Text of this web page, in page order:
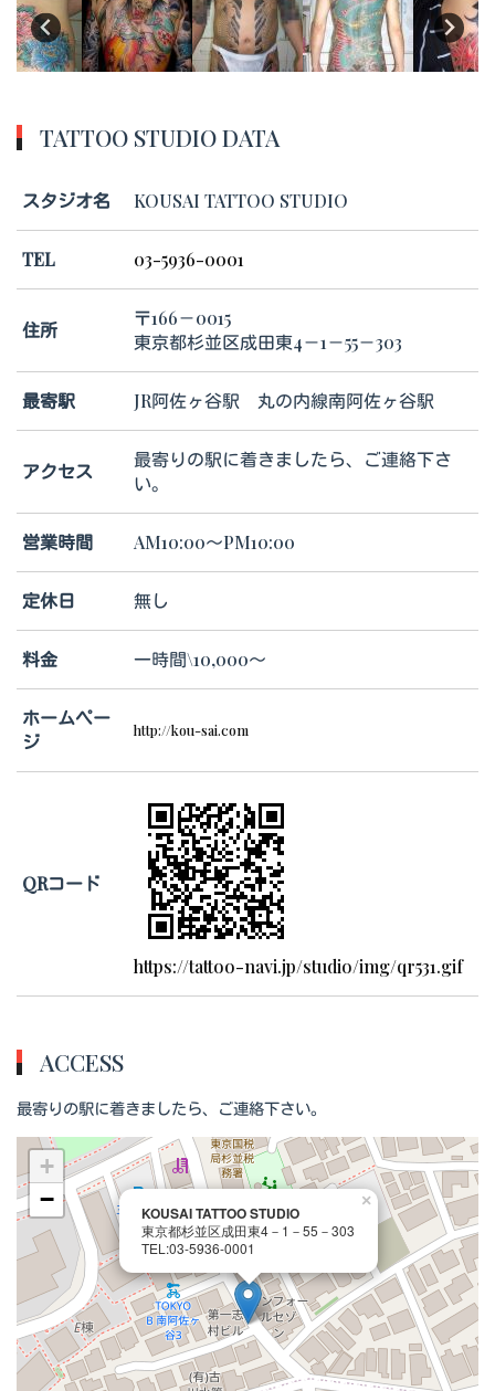
TATTOO STUDIO DATA
スタジオ名 KOUSAI TATTOO STUDIO
TEL 03-5936-0001
住所
〒166－0015
東京都杉並区成田東4－1－55－303
最寄駅 JR阿佐ヶ谷駅 丸の内線南阿佐ヶ谷駅
アクセス
最寄りの駅に着きましたら、ご連絡下さ
い。
営業時間 AM10:00～PM10:00
定休日 無し
料金 一時間\10,000～
ホームペー
ジ
http://kou-sai.com
QRコード
https://tattoo-navi.jp/studio/img/qr531.gif
ACCESS
最寄りの駅に着きましたら、ご連絡下さい。
KOUSAI TATTOO STUDIO
東京都杉並区成田東4－1－55－303
TEL:03-5936-0001
×
+
−